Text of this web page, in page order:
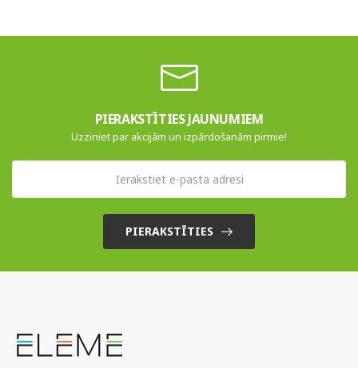
PIERAKSTĪTIES JAUNUMIEM
Uzziniet par akcijām un izpārdošanām pirmie!
PIERAKSTĪTIES